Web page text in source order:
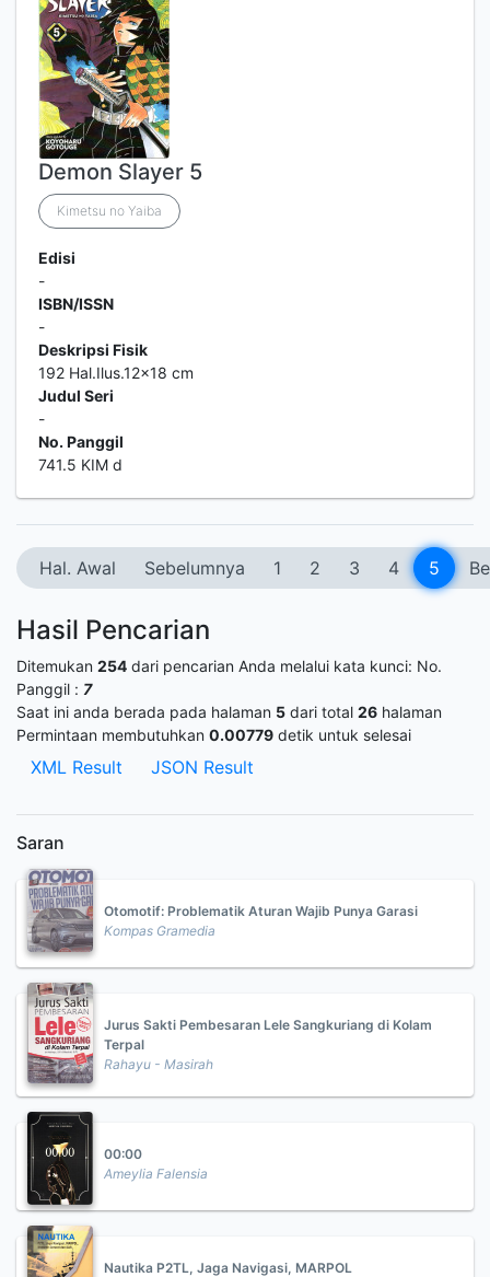
Demon Slayer 5
Kimetsu no Yaiba
Edisi
-
ISBN/ISSN
-
Deskripsi Fisik
192 Hal.Ilus.12x18 cm
Judul Seri
-
No. Panggil
741.5 KIM d
Hal. Awal Sebelumnya 1 2 3 4 5
Hasil Pencarian
Ditemukan 254 dari pencarian Anda melalui kata kunci: No.
Panggil : 7
Saat ini anda berada pada halaman 5 dari total 26 halaman
Permintaan membutuhkan 0.00779 detik untuk selesai
XML Result JSON Result
Saran
Otomotif: Problematik Aturan Wajib Punya Garasi
Kompas Gramedia
Jurus Sakti Pembesaran Lele Sangkuriang di Kolam
Terpal
Rahayu - Masirah
00:00
Ameylia Falensia
Nautika P2TL, Jaga Navigasi, MARPOL